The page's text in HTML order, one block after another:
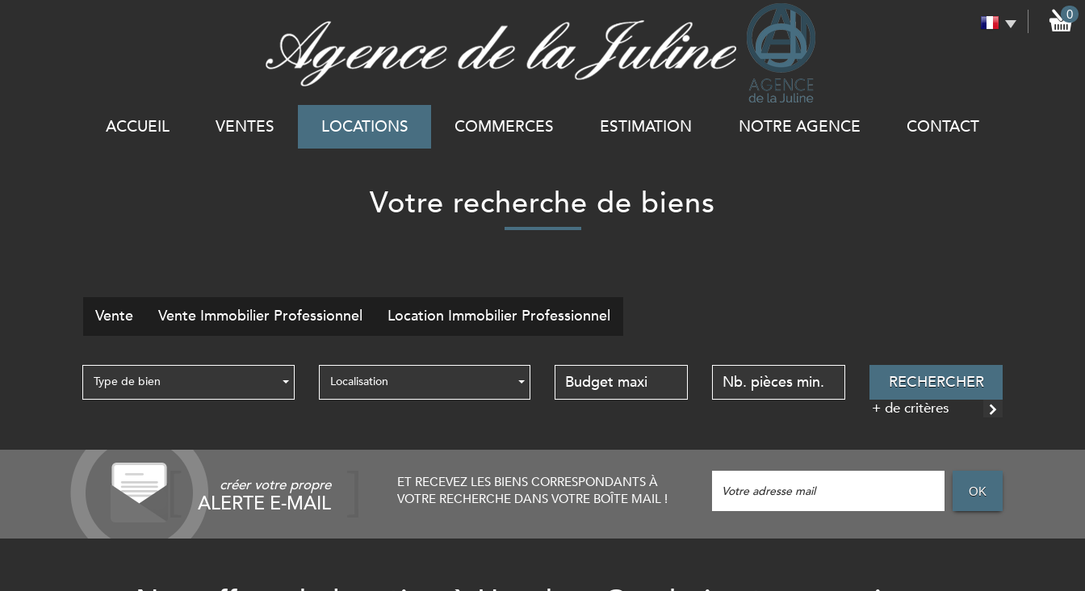
0
ACCUEIL VENTES LOCATIONS COMMERCES ESTIMATION NOTRE AGENCE CONTACT
Votre recherche de biens
Vente Vente Immobilier Professionnel Location Immobilier Professionnel
Type de bien Localisation RECHERCHER
+ de critères
créer votre propre
ALERTE E-MAIL
ET RECEVEZ LES BIENS CORRESPONDANTS À
VOTRE RECHERCHE DANS VOTRE BOÎTE MAIL !
OK